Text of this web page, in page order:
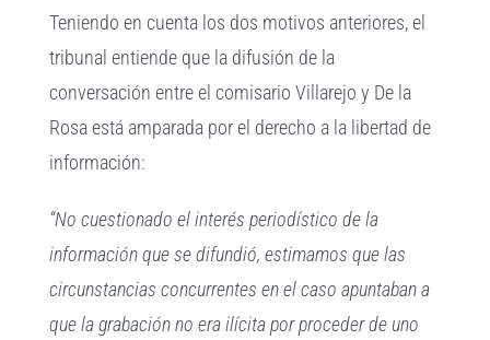
Teniendo en cuenta los dos motivos anteriores, el
tribunal entiende que la difusión de la
conversación entre el comisario Villarejo y De la
Rosa está amparada por el derecho a la libertad de
información:
“No cuestionado el interés periodístico de la
información que se difundió, estimamos que las
circunstancias concurrentes en el caso apuntaban a
que la grabación no era ilícita por proceder de uno